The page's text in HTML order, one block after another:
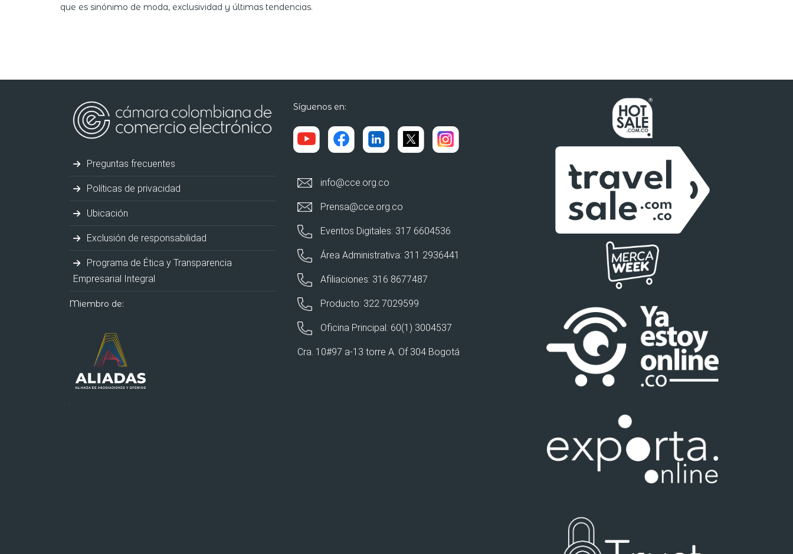
que es sinónimo de moda, exclusividad y últimas tendencias.
Preguntas frecuentes
Políticas de privacidad
Ubicación
Exclusión de responsabilidad
Programa de Ética y Transparencia
Empresarial Integral
Miembro de:
Síguenos en:
info@cce.org.co
Prensa@cce.org.co
Eventos Digitales: 317 6604536
Área Administrativa: 311 2936441
Afiliaciones: 316 8677487
Producto: 322 7029599
Oficina Principal: 60(1) 3004537
Cra. 10#97 a-13 torre A. Of 304 Bogotá